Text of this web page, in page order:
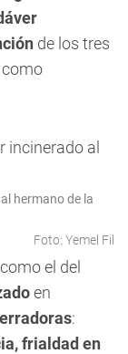
de los tres
como
hermano de la
Foto: Yemel Fil
como el del
en
:
frialdad en